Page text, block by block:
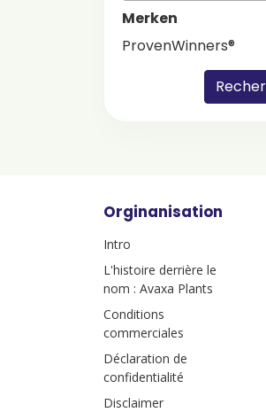
Merken
ProvenWinners®
Orginanisation
Intro
L'histoire derrière le
nom : Avaxa Plants
Conditions
commerciales
Déclaration de
confidentialité
Disclaimer